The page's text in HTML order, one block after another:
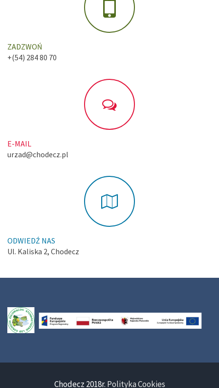
ZADZWOŃ
+(54) 284 80 70
E-MAIL
urzad@chodecz.pl
ODWIEDŹ NAS
Ul. Kaliska 2, Chodecz
Chodecz 2018r. Polityka Cookies